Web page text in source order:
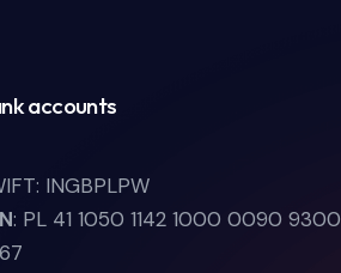
accounts
INGBPLPW
: PL 41 1050 1142 1000 0090 9300